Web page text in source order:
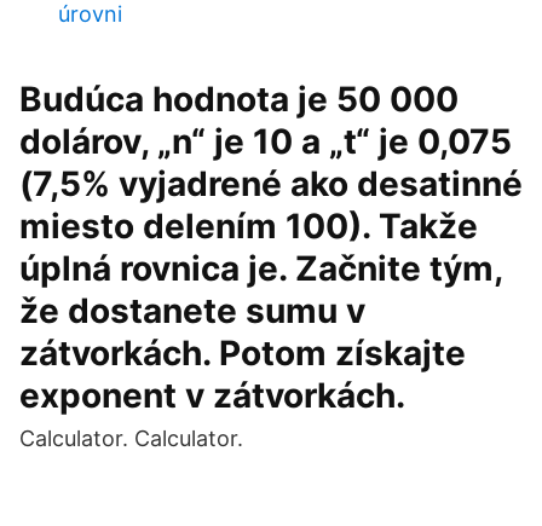
úrovni
Budúca hodnota je 50 000
dolárov, „n“ je 10 a „t“ je 0,075
(7,5% vyjadrené ako desatinné
miesto delením 100). Takže
úplná rovnica je. Začnite tým,
že dostanete sumu v
zátvorkách. Potom získajte
exponent v zátvorkách.
Calculator. Calculator.